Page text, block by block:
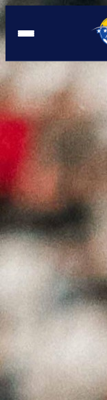
MOSTAR
20:16, 13.05.2026
Zrinjski
Redakcija
20:16,